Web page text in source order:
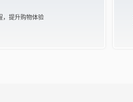
，提升购物体验